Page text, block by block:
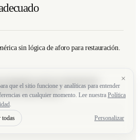
sin lógica de aforo para restauración.
dependen más de la demanda del
de la reserva directa.
que el sitio funcione y analíticas para entender
en cualquier momento. Lee nuestra Política
.
todas Personalizar
×